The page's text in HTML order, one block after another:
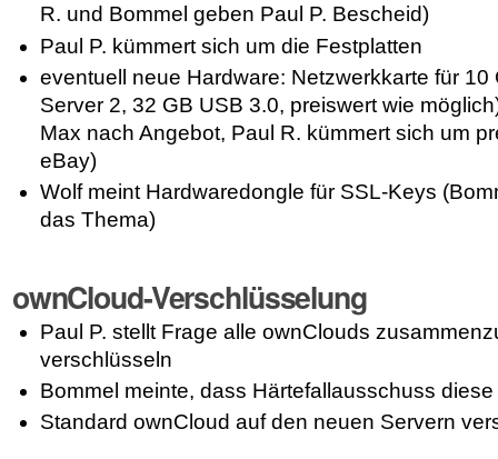
R. und Bommel geben Paul P. Bescheid)
Paul P. kümmert sich um die Festplatten
eventuell neue Hardware: Netzwerkkarte für 10
Server 2, 32 GB USB 3.0, preiswert wie
Max nach Angebot, Paul R. kümmert sich um
eBay)
Wolf meint Hardwaredongle für SSL-Keys
das Thema)
ownCloud-Verschlüsselung
Paul P. stellt Frage alle ownClouds
verschlüsseln
Bommel meinte, dass Härtefallausschuss
Standard ownCloud auf den neuen Servern